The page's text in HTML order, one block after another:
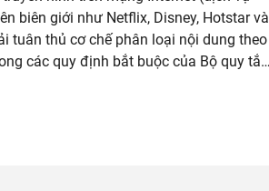
biên giới như Netflix, Disney, Hotstar và
tuân thủ cơ chế phân loại nội dung theo
các quy định bắt buộc của Bộ quy tắc
cho người dân Ấn Độ